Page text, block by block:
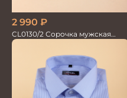
2 990 ₽
CL0130/2 Сорочка мужская
кор.рукав